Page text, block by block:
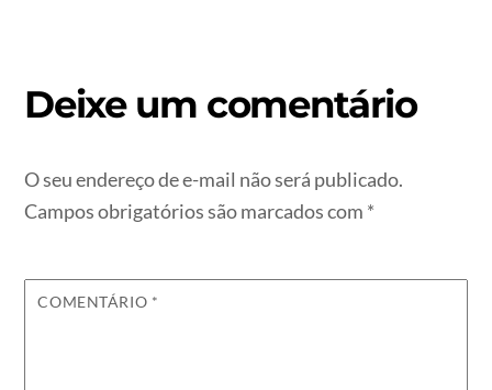
Deixe um comentário
O seu endereço de e-mail não será publicado.
Campos obrigatórios são marcados com *
COMENTÁRIO *